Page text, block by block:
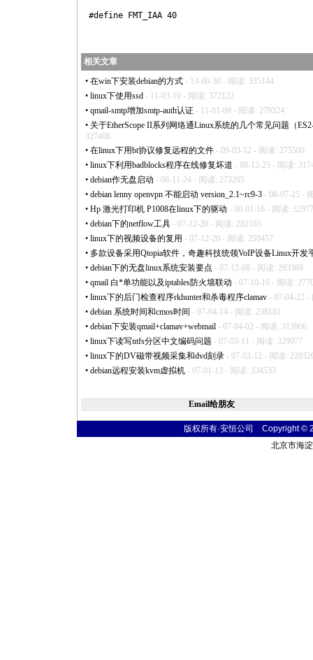
#define FMT_IAA 40
相关文章
• 在win下安装debian的方式 - 13-06-30 - 阅读: 335144
• linux下使用ssd - 11-03-10 - 阅读: 372122
• qmail-smtp增加smtp-auth认证 - 11-01-09 - 阅读: 279324
• 关于EtherScope II系列网络通Linux系统的几个常见问题（
327408
• 在linux下用bt协议修复远程的文件 - 09-03-12 - 阅读: 275500
• linux下利用badblocks程序在线修复坏道 - 08-12-25 - 阅读:
• debian作无盘启动 - 08-11-24 - 阅读: 273205
• debian lenny openvpn 不能启动 version_2.1~rc9-3 - 08-07-25 -
• Hp 激光打印机 P1008在linux下的驱动 - 08-01-16 - 阅读:
• debian下的netflow工具 - 07-12-20 - 阅读: 282165
• linux下的视频设备的复用 - 07-12-20 - 阅读: 259457
• 多款设备采用Qtopia软件，奇趣科技统领VoIP设备Linux开发
• debian下的无盘linux系统安装要点 - 07-12-08 - 阅读: 293369
• qmail 白*单功能以及iptables防火墙联动 - 07-10-16 - 阅读:
• linux下的后门检查程序rkhunter和杀毒程序clamav - 07-04-22 -
• debian 系统时间和cmos时间 - 07-04-14 - 阅读: 238181
• debian下安装qmail+clamav+webmail - 07-04-02 - 阅读: 313906
• linux下读写ntfs分区中文编码问题 - 07-03-11 - 阅读: 329977
• linux下的DV磁带视频采集和dvd刻录 - 07-02-12 - 阅读:
• debian远程安装kvm虚拟机 - 07-01-13 - 阅读: 334533
Email给朋友
版权所有·安恒公司 Copyright
北京市海